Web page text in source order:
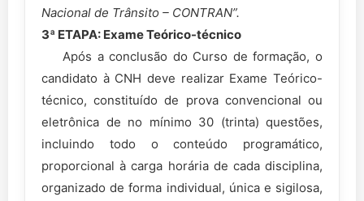
Nacional de Trânsito – CONTRAN”.
3ª ETAPA: Exame Teórico-técnico
Após a conclusão do Curso de formação, o
candidato à CNH deve realizar Exame Teórico-
técnico, constituído de prova convencional ou
eletrônica de no mínimo 30 (trinta) questões,
incluindo todo o conteúdo programático,
proporcional à carga horária de cada disciplina,
organizado de forma individual, única e sigilosa,